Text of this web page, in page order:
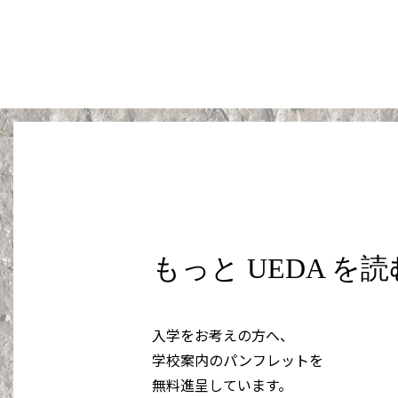
もっと UEDA を読
入学をお考えの方へ、
学校案内のパンフレットを
無料進呈しています。